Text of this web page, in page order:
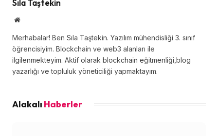
Sıla Taştekin
Website
Merhabalar! Ben Sıla Taştekin. Yazılım mühendisliği 3. sınıf
öğrencisiyim. Blockchain ve web3 alanları ile
ilgilenmekteyim. Aktif olarak blockchain eğitmenliği,blog
yazarlığı ve topluluk yöneticiliği yapmaktayım.
Alakalı Haberler